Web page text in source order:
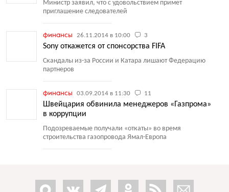
Министр заявил, что с удовольствием примет
приглашение следователей
финансы 26.11.2014 в 10:00 3
Sony откажется от спонсорства FIFA
Скандалы из-за России и Катара лишают Федерацию
партнеров
финансы 03.09.2014 в 11:30 11
Швейцария обвинила менеджеров «Газпрома»
в коррупции
Подозреваемые получали «откаты» во время
строительства газопровода Ямал-Европа